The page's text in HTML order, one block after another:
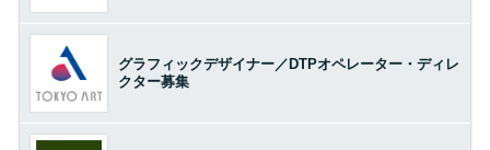
グラフィックデザイナー／DTPオペレーター・ディレ
クター募集